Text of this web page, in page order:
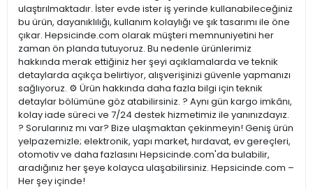
ulaştırılmaktadır. İster evde ister iş yerinde kullanabileceğiniz
bu ürün, dayanıklılığı, kullanım kolaylığı ve şık tasarımı ile öne
çıkar. Hepsicinde.com olarak müşteri memnuniyetini her
zaman ön planda tutuyoruz. Bu nedenle ürünlerimiz
hakkında merak ettiğiniz her şeyi açıklamalarda ve teknik
detaylarda açıkça belirtiyor, alışverişinizi güvenle yapmanızı
sağlıyoruz. ⚙️ Ürün hakkında daha fazla bilgi için teknik
detaylar bölümüne göz atabilirsiniz. ? Aynı gün kargo imkânı,
kolay iade süreci ve 7/24 destek hizmetimiz ile yanınızdayız.
? Sorularınız mı var? Bize ulaşmaktan çekinmeyin! Geniş ürün
yelpazemizle; elektronik, yapı market, hırdavat, ev gereçleri,
otomotiv ve daha fazlasını Hepsicinde.com'da bulabilir,
aradığınız her şeye kolayca ulaşabilirsiniz. Hepsicinde.com –
Her şey içinde!